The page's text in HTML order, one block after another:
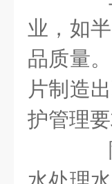
业，如
品质量
片制造
护管理要
随